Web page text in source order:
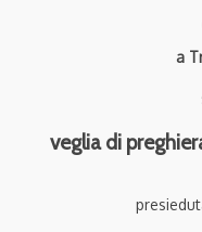
a
veglia di